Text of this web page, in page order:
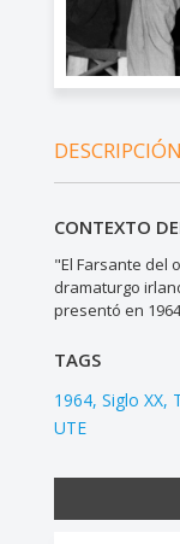
DESCRIPCIÓN
CONTEXTO
"El Farsante del
dramaturgo
presentó en
TAGS
1964 Siglo XX
UTE